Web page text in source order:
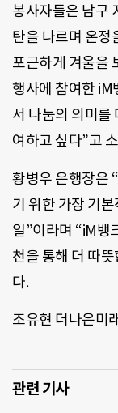
봉사자들은 남구
탄을 나르며 온정
포근하게 겨울을
행사에 참여한 iM
서 나눔의 의미를
여하고 싶다”고
황병우 은행장은
기 위한 가장 기
일”이라며 “iM뱅
천을 통해 더 따
다.
조유현 더나은미
관련 기사